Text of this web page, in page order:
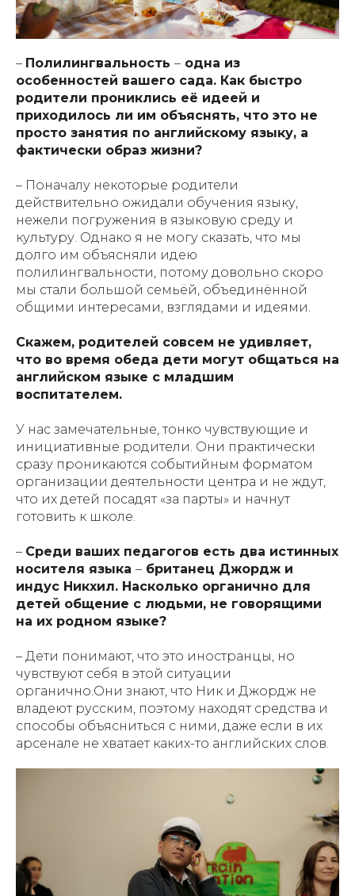
– Полилингвальность – одна из
особенностей вашего сада. Как быстро
родители прониклись её идеей и
приходилось ли им объяснять, что это не
просто занятия по английскому языку, а
фактически образ жизни?
– Поначалу некоторые родители
действительно ожидали обучения языку,
нежели погружения в языковую среду и
культуру. Однако я не могу сказать, что мы
долго им объясняли идею
полилингвальности, потому довольно скоро
мы стали большой семьёй, объединённой
общими интересами, взглядами и идеями.
Скажем, родителей совсем не удивляет,
что во время обеда дети могут общаться на
английском языке с младшим
воспитателем.
У нас замечательные, тонко чувствующие и
инициативные родители. Они практически
сразу проникаются событийным форматом
организации деятельности центра и не ждут,
что их детей посадят «за парты» и начнут
готовить к школе.
– Среди ваших педагогов есть два истинных
носителя языка – британец Джордж и
индус Никхил. Насколько органично для
детей общение с людьми, не говорящими
на их родном языке?
– Дети понимают, что это иностранцы, но
чувствуют себя в этой ситуации
органично.Они знают, что Ник и Джордж не
владеют русским, поэтому находят средства и
способы объясниться с ними, даже если в их
арсенале не хватает каких-то английских слов.